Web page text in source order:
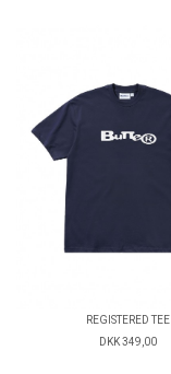
REGISTERED TEE
DKK 349,00